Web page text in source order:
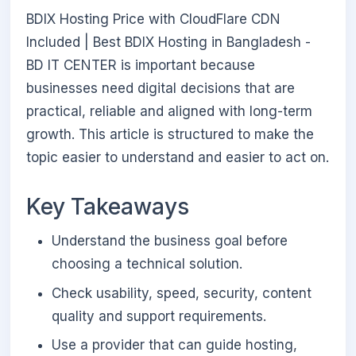
BDIX Hosting Price with CloudFlare CDN
Included | Best BDIX Hosting in Bangladesh -
BD IT CENTER is important because
businesses need digital decisions that are
practical, reliable and aligned with long-term
growth. This article is structured to make the
topic easier to understand and easier to act on.
Key Takeaways
Understand the business goal before
choosing a technical solution.
Check usability, speed, security, content
quality and support requirements.
Use a provider that can guide hosting,